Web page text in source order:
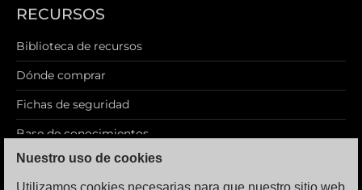
Nuestro uso de cookies
Utilizamos cookies necesarias para que nuestro sitio web
RECURSOS
Biblioteca de recursos
Dónde comprar
Fichas de seguridad
Base de conocimientos
Blog